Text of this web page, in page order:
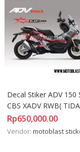
Decal Stiker ADV 150
CBS XADV RWB(
FULLBODY)
Rp650,000.00
Vendor: motoblast